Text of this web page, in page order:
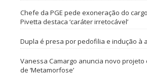
Chefe da PGE pede exoneração do
Pivetta destaca ‘caráter irretocável’
Dupla é presa por pedofilia e indução à
Vanessa Camargo anuncia novo
de ‘Metamorfose’